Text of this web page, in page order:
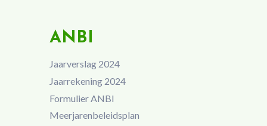
ANBI
Jaarverslag 2024
Jaarrekening 2024
Formulier ANBI
Meerjarenbeleidsplan